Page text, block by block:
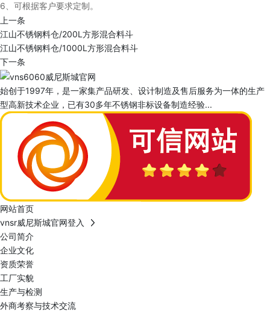
6、可根据客户要求定制。
上一条
江山不锈钢料仓/200L方形混合料斗
江山不锈钢料仓/1000L方形混合料斗
下一条
始创于1997年，是一家集产品研发、设计制造及售后服务为一体的生产
型高新技术企业，已有30多年不锈钢非标设备制造经验...
网站首页
vnsr威尼斯城官网登入
公司简介
企业文化
资质荣誉
工厂实貌
生产与检测
外商考察与技术交流